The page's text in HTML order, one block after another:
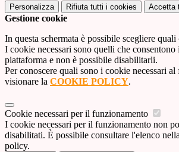
Personalizza Rifiuta tutti i cookies Accetta
Gestione cookie
In questa schermata è possibile scegliere
I cookie necessari sono quelli che
piattaforma e non è possibile disabilitarli.
Per conoscere quali sono i cookie necessari
visionare la COOKIE POLICY.
Cookie necessari per il funzionamento
I cookie necessari per il funzionamento non
disabilitati. È possibile consultare l'elenco
policy.